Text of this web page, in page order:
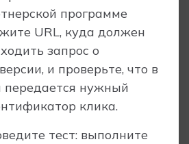
программе
URL, куда должен
запрос о
и проверьте, что в
передается нужный
клика.
тест: выполните